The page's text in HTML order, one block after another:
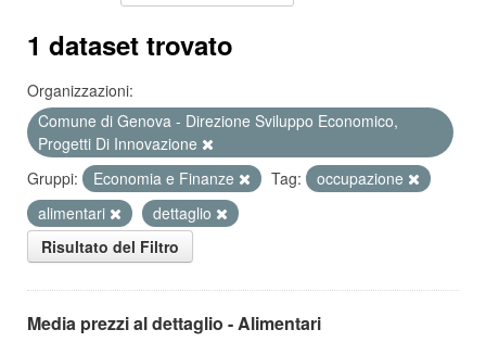
1 dataset trovato
Organizzazioni:
Comune di Genova - Direzione Sviluppo Economico,
Progetti Di Innovazione
Gruppi:
Economia e Finanze Tag:
occupazione
alimentari
dettaglio
Risultato del Filtro
Media prezzi al dettaglio - Alimentari